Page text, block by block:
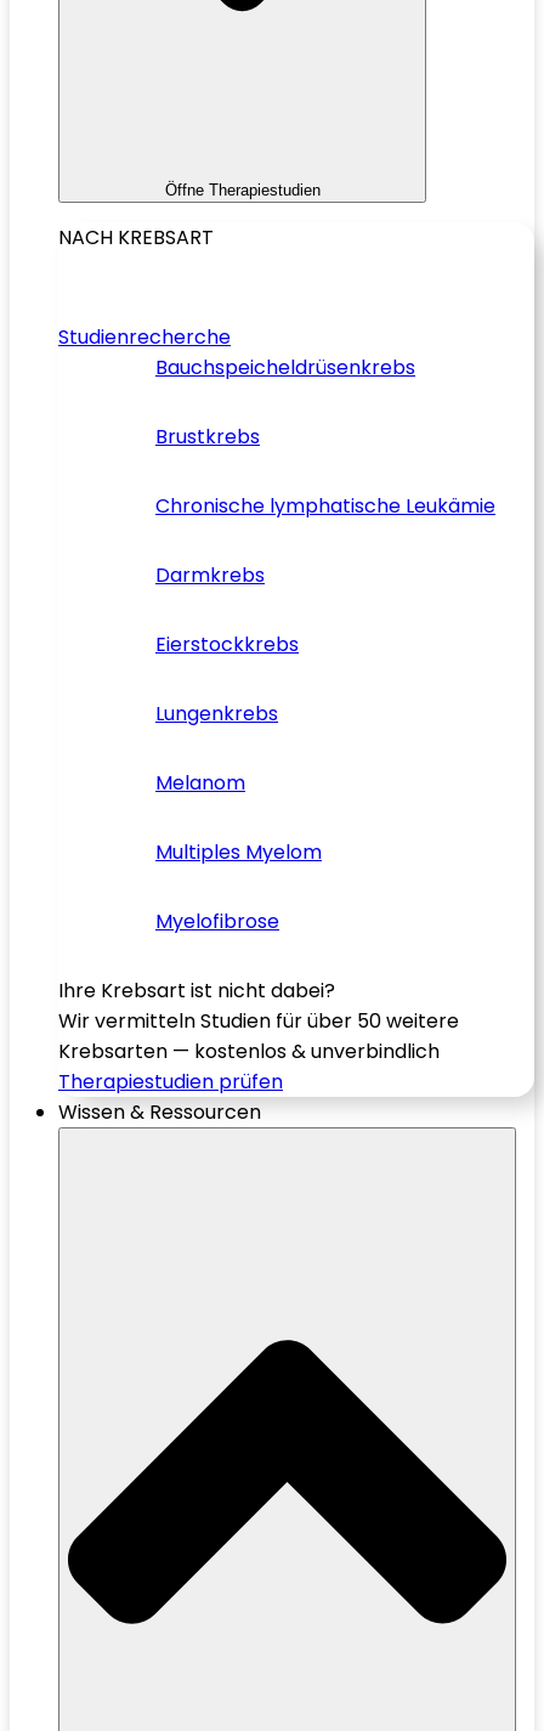
Öffne Therapiestudien
NACH KREBSART
Studienrecherche
Bauchspeicheldrüsenkrebs
Brustkrebs
Chronische lymphatische Leukämie
Darmkrebs
Eierstockkrebs
Lungenkrebs
Melanom
Multiples Myelom
Myelofibrose
Ihre Krebsart ist nicht dabei?
Wir vermitteln Studien für über 50 weitere
Krebsarten — kostenlos & unverbindlich
Therapiestudien prüfen
Wissen & Ressourcen